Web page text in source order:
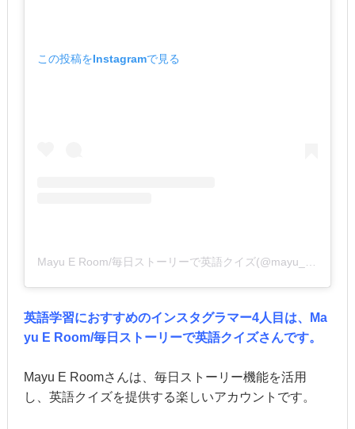
この投稿をInstagramで見る
Mayu E Room/毎日ストーリーで英語クイズ(@mayu_e.room)がシェアした投稿
英語学習におすすめのインスタグラマー4人目は、Ma
yu E Room/毎日ストーリーで英語クイズさんです。
Mayu E Roomさんは、毎日ストーリー機能を活用
し、英語クイズを提供する楽しいアカウントです。